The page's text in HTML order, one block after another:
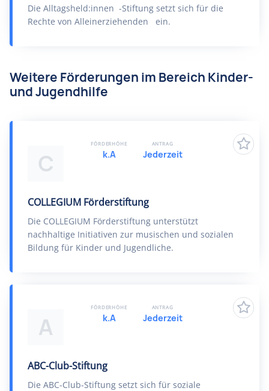
Die Alltagsheld:innen -Stiftung setzt sich für die
Rechte von Alleinerziehenden ein.
Weitere Förderungen im Bereich Kinder-
und Jugendhilfe
C
COLLEGIUM Förderstiftung
Die COLLEGIUM Förderstiftung unterstützt
nachhaltige Initiativen zur musischen und sozialen
Bildung für Kinder und Jugendliche.
FÖRDERHÖHE
k.A
ANTRAG
Jederzeit
A
ABC-Club-Stiftung
Die ABC-Club-Stiftung setzt sich für soziale
FÖRDERHÖHE
k.A
ANTRAG
Jederzeit